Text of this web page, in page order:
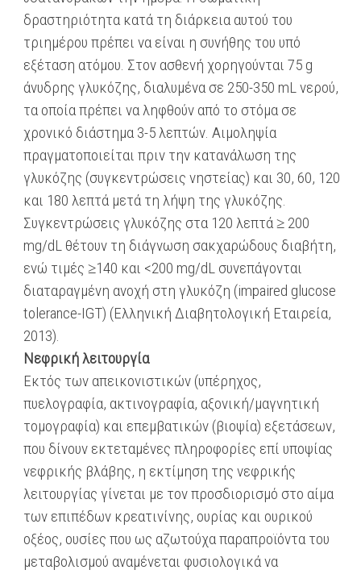
δραστηριότητα κατά τη διάρκεια αυτού του
τριημέρου πρέπει να είναι η συνήθης του υπό
εξέταση ατόμου. Στον ασθενή χορηγούνται 75 g
άνυδρης γλυκόζης, διαλυμένα σε 250-350 mL νερού,
τα οποία πρέπει να ληφθούν από το στόμα σε
χρονικό διάστημα 3-5 λεπτών. Αιμοληψία
πραγματοποιείται πριν την κατανάλωση της
γλυκόζης (συγκεντρώσεις νηστείας) και 30, 60, 120
και 180 λεπτά μετά τη λήψη της γλυκόζης.
Συγκεντρώσεις γλυκόζης στα 120 λεπτά ≥ 200
mg/dL θέτουν τη διάγνωση σακχαρώδους διαβήτη,
ενώ τιμές ≥140 και <200 mg/dL συνεπάγονται
διαταραγμένη ανοχή στη γλυκόζη (impaired glucose
tolerance-IGT) (Ελληνική Διαβητολογική Εταιρεία,
2013).
Νεφρική λειτουργία
Εκτός των απεικονιστικών (υπέρηχος,
πυελογραφία, ακτινογραφία, αξονική/μαγνητική
τομογραφία) και επεμβατικών (βιοψία) εξετάσεων,
που δίνουν εκτεταμένες πληροφορίες επί υποψίας
νεφρικής βλάβης, η εκτίμηση της νεφρικής
λειτουργίας γίνεται με τον προσδιορισμό στο αίμα
των επιπέδων κρεατινίνης, ουρίας και ουρικού
οξέος, ουσίες που ως αζωτούχα παραπροϊόντα του
μεταβολισμού αναμένεται φυσιολογικά να